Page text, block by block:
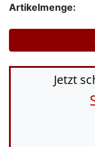
Artikelmenge:
Jetzt